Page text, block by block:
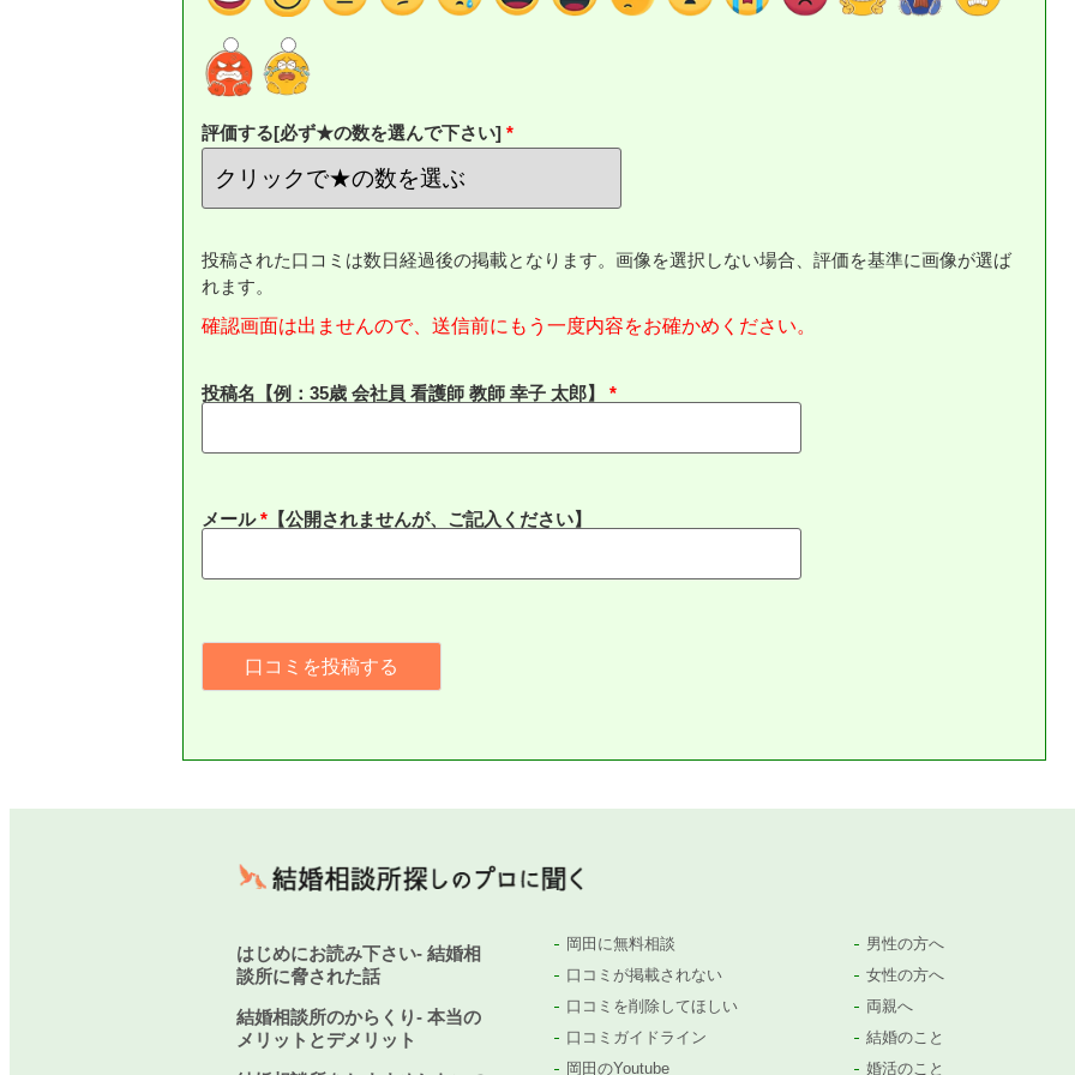
評価する[必ず★の数を選んで下さい]
投稿された口コミは数日経過後の掲載となります。画像を選択しない場合、評価を基準に画像が選ば
れます。
確認画面は出ませんので、送信前にもう一度内容をお確かめください。
投稿名【例：35歳 会社員 看護師 教師 幸子 太郎】
メール* 【公開されませんが、ご記入ください】
はじめにお読み下さい- 結婚相
談所に脅された話
結婚相談所のからくり- 本当の
メリットとデメリット
岡田に無料相談
口コミが掲載されない
口コミを削除してほしい
口コミガイドライン
岡田のYoutube
男性の方へ
女性の方へ
両親へ
結婚のこと
婚活のこと